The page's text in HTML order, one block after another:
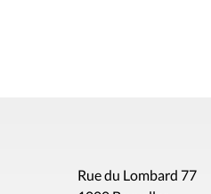
Rue du Lombard 77